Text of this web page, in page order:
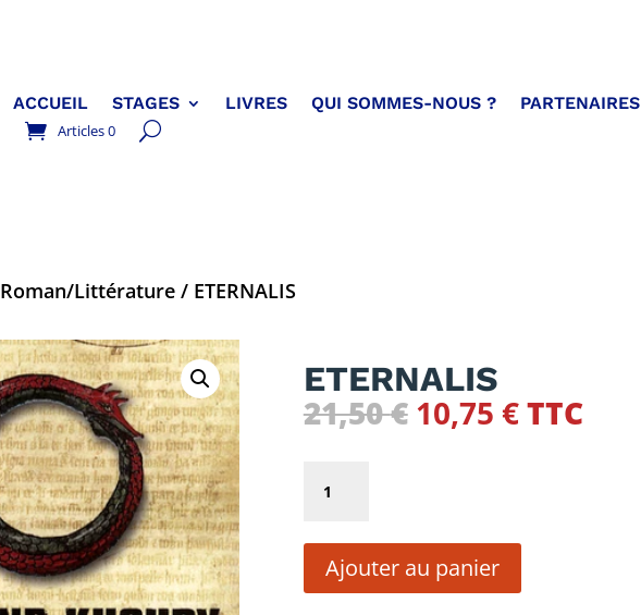
ACCUEIL STAGES LIVRES QUI SOMMES-NOUS ? PARTENAIRES
Articles 0
Roman/Littérature / ETERNALIS
ETERNALIS
21,50€ Le
21,50 €.
10,75 €Le
10,75 €.
TTC
ETERNALIS
Ajouter au panier